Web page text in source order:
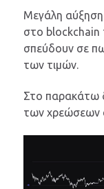
Μεγάλη αύξηση
στο blockchain
σπεύδουν σε
των τιμών.
Στο παρακάτω
των χρεώσεων